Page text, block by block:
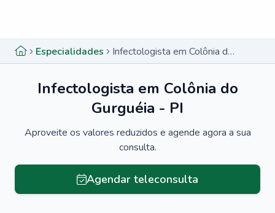
Especialidades Infectologista em Colônia do Gurguéia - PI
Infectologista em Colônia do
Gurguéia - PI
Aproveite os valores reduzidos e agende agora a sua
consulta.
Agendar teleconsulta